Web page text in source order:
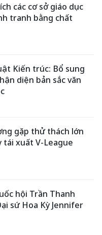
các cơ sở giáo dục
tranh bằng chất
Kiến trúc: Bổ sung
diện bản sắc văn
gặp thử thách lớn
tái xuất V-League
hội Trần Thanh
sứ Hoa Kỳ Jennifer